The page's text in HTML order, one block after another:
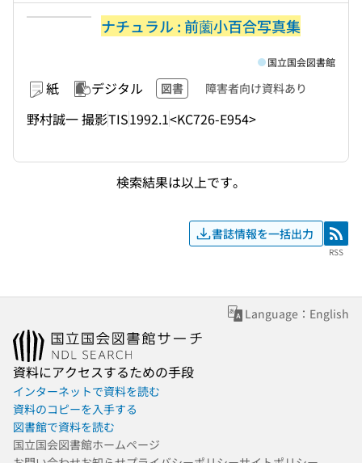
ナチュラル : 前薗小百合写真集
紙 デジタル 図書 障害者向け資料あり
野村誠一 撮影TIS1992.1<KC726-E954>
国立国会図書館
検索結果は以上です。
書誌情報を一括出力 RSS
RSS
Language：English
資料にアクセスするための手段
インターネットで資料を読む
資料のコピーを入手する
図書館で資料を読む
国立国会図書館ホームページ